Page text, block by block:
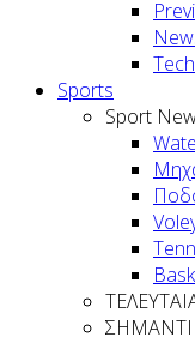
Tech
Sports
Sport